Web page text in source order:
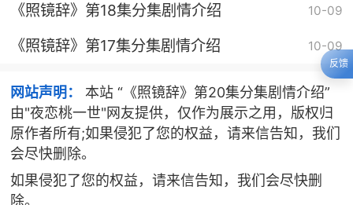
《照镜辞》第18集分集剧情介绍 10-09
《照镜辞》第17集分集剧情介绍 10-09
网站声明：
本站 “《照镜辞》第20集分集剧情介绍”
由"夜恋桃一世"网友提供，仅作为展示之用，版权归
原作者所有;如果侵犯了您的权益，请来信告知，我们
会尽快删除。
如果侵犯了您的权益，请来信告知，我们会尽快删
除。
反馈